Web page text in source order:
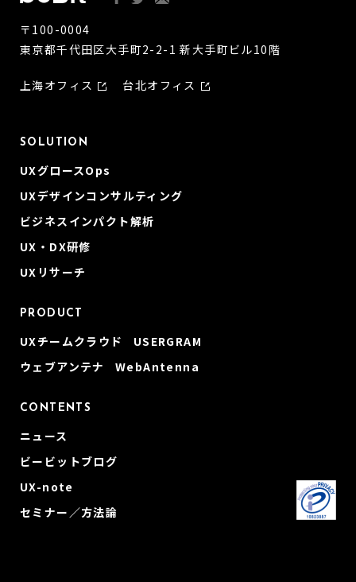
〒100-0004
東京都千代田区大手町2-2-1 新大手町ビル10階
上海オフィス 台北オフィス
SOLUTION
UXグロースOps
UXデザインコンサルティング
ビジネスインパクト解析
UX・DX研修
UXリサーチ
PRODUCT
UXチームクラウド USERGRAM
ウェブアンテナ WebAntenna
CONTENTS
ニュース
ビービットブログ
UX-note
セミナー／方法論